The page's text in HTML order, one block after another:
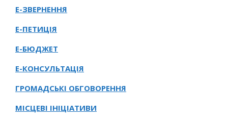
Е-ЗВЕРНЕННЯ
Е-ПЕТИЦІЯ
Е-БЮДЖЕТ
Е-КОНСУЛЬТАЦІЯ
ГРОМАДСЬКІ ОБГОВОРЕННЯ
МІСЦЕВІ ІНІЦІАТИВИ